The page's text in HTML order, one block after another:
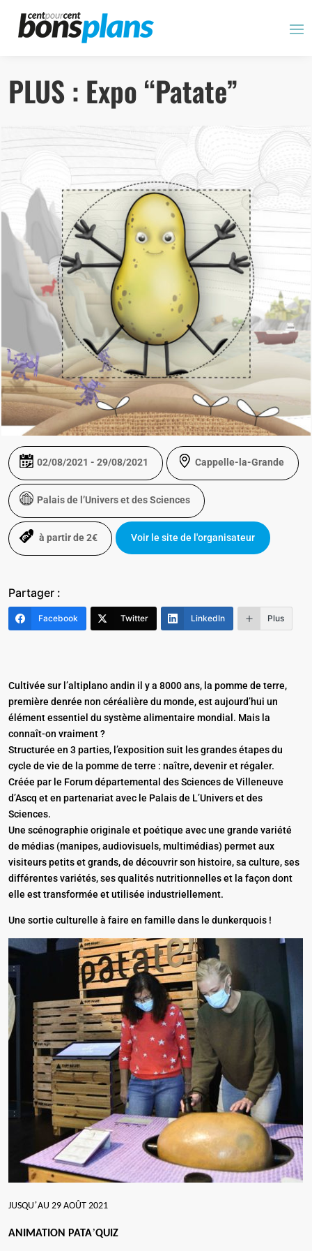
PLUS : Expo “Patate”
02/08/2021 - 29/08/2021 Cappelle-la-Grande
Palais de l’Univers et des Sciences
à partir de 2€ Voir le site de l'organisateur
Partager :
Facebook Twitter LinkedIn Plus
Cultivée sur l’altiplano andin il y a 8000 ans, la pomme de terre,
première denrée non céréalière du monde, est aujourd’hui un
élément essentiel du système alimentaire mondial. Mais la
connaît-on vraiment ?
Structurée en 3 parties, l’exposition suit les grandes étapes du
cycle de vie de la pomme de terre : naître, devenir et régaler.
Créée par le Forum départemental des Sciences de Villeneuve
d’Ascq et en partenariat avec le Palais de L’Univers et des
Sciences.
Une scénographie originale et poétique avec une grande variété
de médias (manipes, audiovisuels, multimédias) permet aux
visiteurs petits et grands, de découvrir son histoire, sa culture, ses
différentes variétés, ses qualités nutritionnelles et la façon dont
elle est transformée et utilisée industriellement.
Une sortie culturelle à faire en famille dans le dunkerquois !
JUSQU’AU 29 AOÛT 2021
ANIMATION PATA’QUIZ